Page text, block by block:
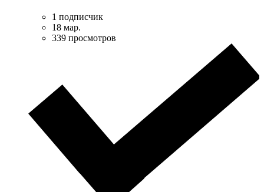
1 подписчик
18 мар.
339 просмотров